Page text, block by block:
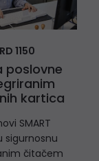
1150
poslovne
kartica
SMART
sigurnosnu
čitačem